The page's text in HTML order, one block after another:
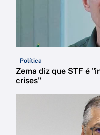
Política
Zema diz que STF é
crises"